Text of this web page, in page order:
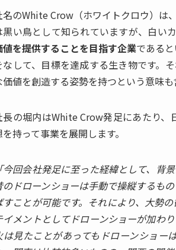
名のWhite Crow（ホワイトクロウ）は、
黒い鳥として知られていますが、白い
値を提供することを目指す企業である
なして、目標を達成する生き物です。
価値を創造する姿勢を持つという意味も
長の堀内はWhite Crow発足にあたり、
持って事業を展開します。
「今回会社発足に至った経緯として、背
のドローンショーは手動で操縦するも
すことが可能です。それにより、大勢
イメントとしてドローンショーが加わ
は見たことがあってもドローンショー